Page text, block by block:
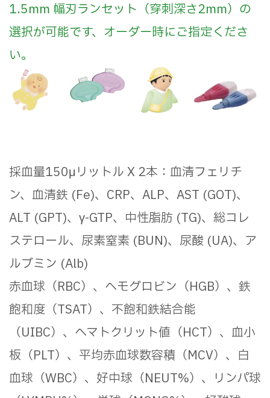
1.5mm 幅刃ランセット（穿刺深さ2mm）の
選択が可能です、オーダー時にご指定くださ
い。
採血量150μリットル X 2本：血清フェリチ
ン、血清鉄 (Fe)、CRP、ALP、AST (GOT)、
ALT (GPT)、γ-GTP、中性脂肪 (TG)、総コレ
ステロール、尿素窒素 (BUN)、尿酸 (UA)、ア
ルブミン (Alb)
赤血球（RBC）、ヘモグロビン（HGB）、鉄
飽和度（TSAT）、不飽和鉄結合能
（UIBC）、ヘマトクリット値（HCT）、血小
板（PLT）、平均赤血球数容積（MCV）、白
血球（WBC）、好中球（NEUT%）、リンパ球